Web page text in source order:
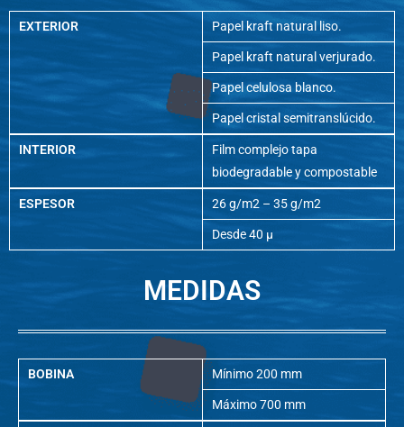
EXTERIOR Papel kraft natural liso.
Papel kraft natural verjurado.
Papel celulosa blanco.
Papel cristal semitranslúcido.
INTERIOR
Film complejo tapa
biodegradable y compostable
ESPESOR 26 g/m2 – 35 g/m2
Desde 40 µ
MEDIDAS
BOBINA Mínimo 200 mm
Máximo 700 mm